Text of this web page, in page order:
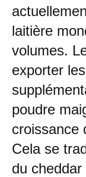
laitière
volumes.
exporter
poudre
croissance
Cela se
du cheddar